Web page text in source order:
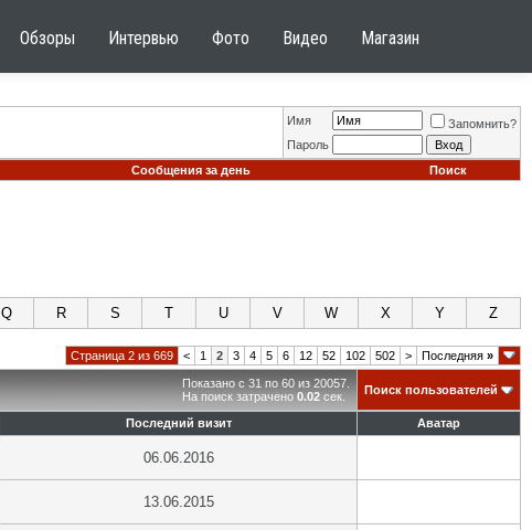
Обзоры Интервью Фото Видео Магазин
Имя
Запомнить?
Пароль
Сообщения за день Поиск
Q R S T U V W X Y Z
Страница 2 из 669 < 1 2 3 4 5 6 12 52 102 502 > Последняя »
Показано с 31 по 60 из 20057.
На поиск затрачено 0.02 сек. Поиск пользователей
Последний визит Аватар
06.06.2016
13.06.2015